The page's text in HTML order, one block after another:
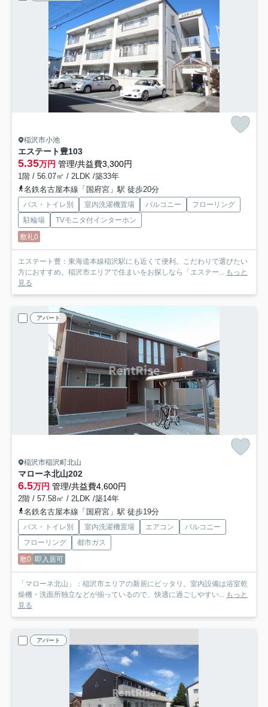
稲沢市小池
エステート豊103
5.35万円 管理/共益費3,300円
1階 / 56.07㎡ / 2LDK /築33年
名鉄名古屋本線「国府宮」駅 徒歩20分
バス・トイレ別 室内洗濯機置場 バルコニー
フローリング
駐輪場
TVモニタ付インターホン
敷礼0
エステート豊：東海道本線稲沢駅にも近くて便利。こだわりで選びたい
方におすすめ。稲沢市エリアで住まいをお探しなら「エステー... もっと
見る
アパート
稲沢市稲沢町北山
マローネ北山202
6.5万円 管理/共益費4,600円
2階 / 57.58㎡ / 2LDK /築14年
名鉄名古屋本線「国府宮」駅 徒歩19分
バス・トイレ別 室内洗濯機置場 エアコン
バルコニー
フローリング
都市ガス
敷0 即入居可
「マローネ北山」：稲沢市エリアの新居にピッタリ。室内設備は浴室乾
燥機・洗面所独立などが揃っているので、快適に過ごしやすい... もっと
見る
アパート